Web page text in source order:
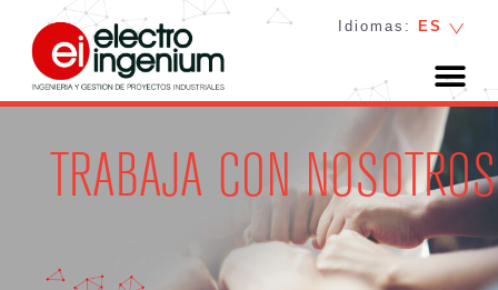
Idiomas: ES
TRABAJA CON NOSOTROS